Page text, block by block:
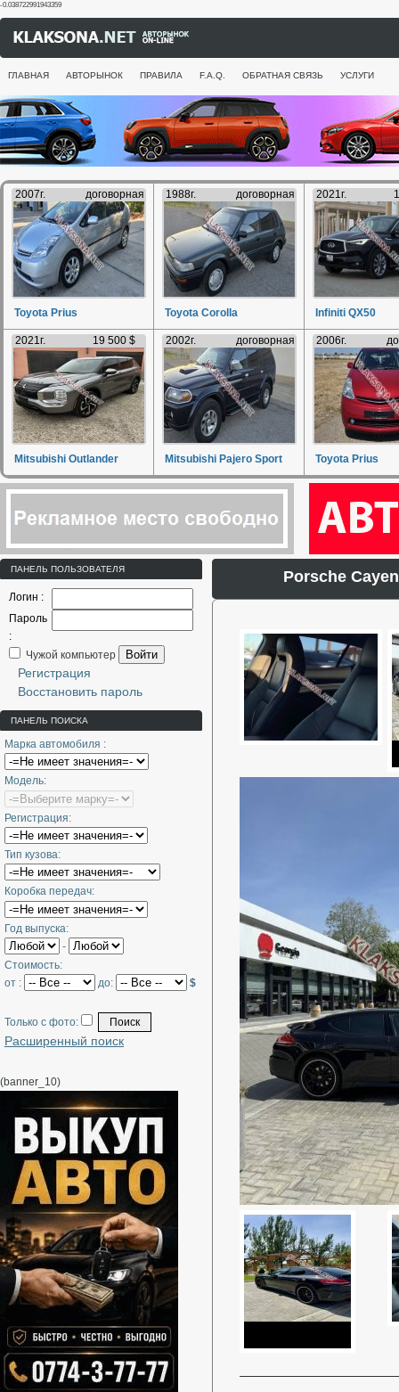
-0.038722991943359
ГЛАВНАЯ АВТОРЫНОК ПРАВИЛА F.A.Q. ОБРАТНАЯ СВЯЗЬ УСЛУГИ
2007г. договорная
Toyota Prius
1988г. договорная
Toyota Corolla
2021г.
Infiniti QX50
2021г. 19 500 $
Mitsubishi Outlander
2002г. договорная
Mitsubishi Pajero Sport
2006г.
Toyota Prius
ПАНЕЛЬ ПОЛЬЗОВАТЕЛЯ
Логин :
Пароль
:
Чужой компьютер
Войти
Регистрация
Восстановить пароль
ПАНЕЛЬ ПОИСКА
Марка автомобиля :
Модель:
Регистрация:
Тип кузова:
Коробка передач:
Год выпуска:
-
Стоимость:
от :
до: $
Только с фото:
Расширенный поиск
(banner_10)
Porsche